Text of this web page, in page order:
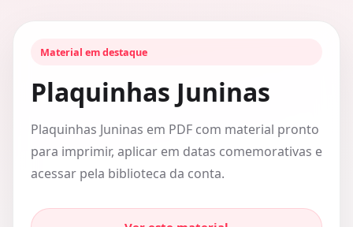
Material em destaque
Plaquinhas Juninas
Plaquinhas Juninas em PDF com material pronto
para imprimir, aplicar em datas comemorativas e
acessar pela biblioteca da conta.